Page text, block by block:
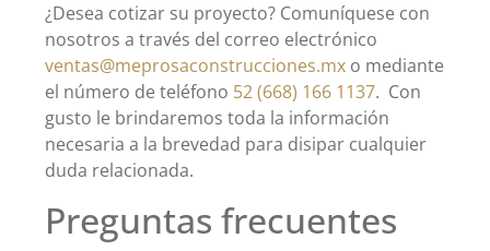
¿Desea cotizar su proyecto? Comuníquese con
nosotros a través del correo electrónico
ventas@meprosaconstrucciones.mx o mediante
el número de teléfono 52 (668) 166 1137. Con
gusto le brindaremos toda la información
necesaria a la brevedad para disipar cualquier
duda relacionada.
Preguntas frecuentes